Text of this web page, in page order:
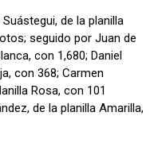
de la planilla
seguido por Juan de
con 1,680; Daniel
con 368; Carmen
Rosa, con 101
de la planilla Amarilla,